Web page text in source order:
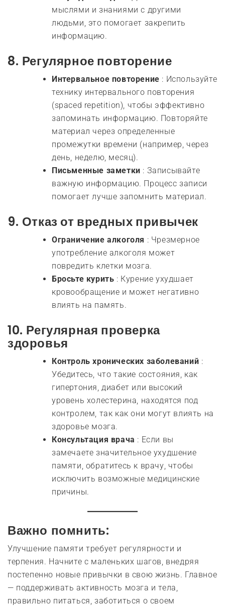
мыслями и знаниями с другими
людьми, это помогает закрепить
информацию.
8. Регулярное повторение
Интервальное повторение : Используйте
технику интервального повторения
(spaced repetition), чтобы эффективно
запоминать информацию. Повторяйте
материал через определенные
промежутки времени (например, через
день, неделю, месяц).
Письменные заметки : Записывайте
важную информацию. Процесс записи
помогает лучше запомнить материал.
9. Отказ от вредных привычек
Ограничение алкоголя : Чрезмерное
употребление алкоголя может
повредить клетки мозга.
Бросьте курить : Курение ухудшает
кровообращение и может негативно
влиять на память.
10. Регулярная проверка
здоровья
Контроль хронических заболеваний :
Убедитесь, что такие состояния, как
гипертония, диабет или высокий
уровень холестерина, находятся под
контролем, так как они могут влиять на
здоровье мозга.
Консультация врача : Если вы
замечаете значительное ухудшение
памяти, обратитесь к врачу, чтобы
исключить возможные медицинские
причины.
Важно помнить:
Улучшение памяти требует регулярности и
терпения. Начните с маленьких шагов, внедряя
постепенно новые привычки в свою жизнь. Главное
— поддерживать активность мозга и тела,
правильно питаться, заботиться о своем